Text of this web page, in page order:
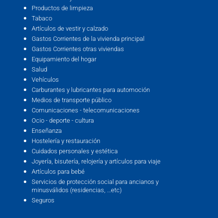
Productos de limpieza
Tabaco
Artículos de vestir y calzado
Gastos Corrientes de la vivienda principal
Gastos Corrientes otras viviendas
Equipamiento del hogar
Salud
Vehículos
Carburantes y lubricantes para automoción
Medios de transporte público
Comunicaciones - telecomunicaciones
Ocio - deporte - cultura
Enseñanza
Hostelería y restauración
Cuidados personales y estética
Joyería, bisutería, relojería y artículos para viaje
Artículos para bebé
Servicios de protección social para ancianos y
minusválidos (residencias, …etc)
Seguros